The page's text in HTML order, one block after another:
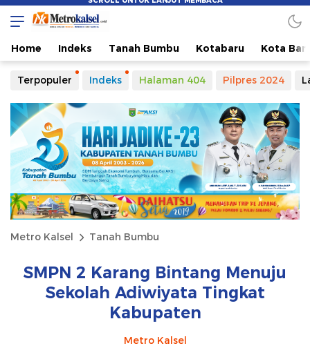
Home Indeks Tanah Bumbu Kotabaru Kota
Terpopuler Indeks Halaman 404 Pilpres 2024
Metro Kalsel Tanah Bumbu
SMPN 2 Karang Bintang Menuju
Sekolah Adiwiyata Tingkat
Kabupaten
Metro Kalsel